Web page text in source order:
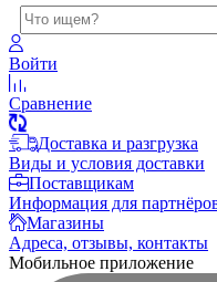
Войти
Сравнение
Доставка и разгрузка
Виды и условия доставки
Поставщикам
Информация для
Магазины
Адреса, отзывы, контакты
Мобильное приложение